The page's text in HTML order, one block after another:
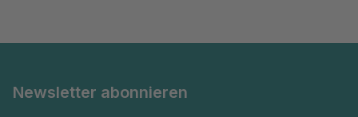
Newsletter abonnieren